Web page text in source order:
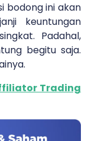
bodong ini akan
keuntungan
Padahal,
begitu saja.
Trading